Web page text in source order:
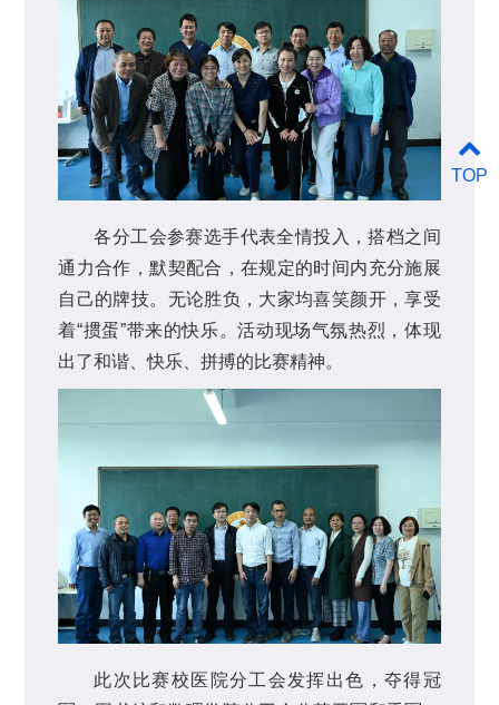
各分工会参赛选手代表全情投入，搭档之间
通力合作，默契配合，在规定的时间内充分施展
自己的牌技。无论胜负，大家均喜笑颜开，享受
着“掼蛋”带来的快乐。活动现场气氛热烈，体现
出了和谐、快乐、拼搏的比赛精神。
此次比赛校医院分工会发挥出色，夺得冠
TOP